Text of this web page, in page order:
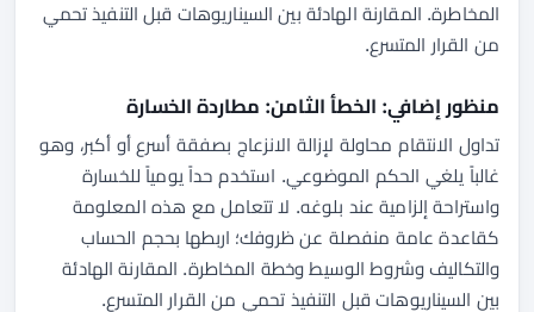
المخاطرة. المقارنة الهادئة بين السيناريوهات قبل التنفيذ تحمي
من القرار المتسرع.
منظور إضافي: الخطأ الثامن: مطاردة الخسارة
تداول الانتقام محاولة لإزالة الانزعاج بصفقة أسرع أو أكبر، وهو
غالباً يلغي الحكم الموضوعي. استخدم حداً يومياً للخسارة
واستراحة إلزامية عند بلوغه. لا تتعامل مع هذه المعلومة
كقاعدة عامة منفصلة عن ظروفك؛ اربطها بحجم الحساب
والتكاليف وشروط الوسيط وخطة المخاطرة. المقارنة الهادئة
بين السيناريوهات قبل التنفيذ تحمي من القرار المتسرع.